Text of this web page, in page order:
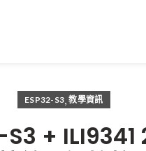
ESP32-S3,教學資訊
S3 +